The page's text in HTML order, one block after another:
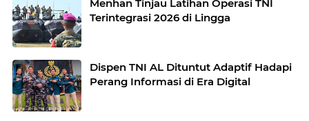
Menhan Tinjau Latihan Operasi TNI
Terintegrasi 2026 di Lingga
Dispen TNI AL Dituntut Adaptif Hadapi
Perang Informasi di Era Digital